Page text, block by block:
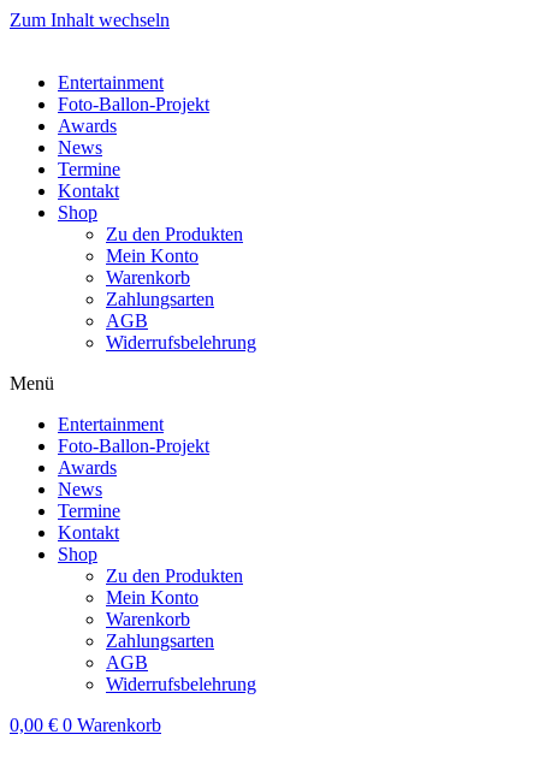
Zum Inhalt wechseln
Entertainment
Foto-Ballon-Projekt
Awards
News
Termine
Kontakt
Shop
Zu den Produkten
Mein Konto
Warenkorb
Zahlungsarten
AGB
Widerrufsbelehrung
Menü
Entertainment
Foto-Ballon-Projekt
Awards
News
Termine
Kontakt
Shop
Zu den Produkten
Mein Konto
Warenkorb
Zahlungsarten
AGB
Widerrufsbelehrung
0,00 € 0 Warenkorb